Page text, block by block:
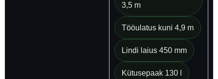
3,5 m
Tööulatus kuni 4,9 m
Lindi laius 450 mm
Kütusepaak 130 l